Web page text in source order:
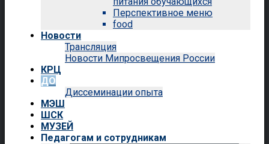
Перспективное меню
food
Новости
Трансляция
Новости Мипросвещения России
КРЦ
ДО
Диссеминации опыта
МЭШ
ШСК
МУЗЕЙ
Педагогам и сотрудникам